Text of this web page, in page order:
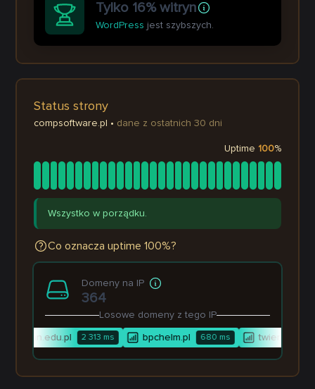
Tylko 16% witryn
WordPress jest szybszych.
Status strony
compsoftware.pl • dane z ostatnich 30 dni
Uptime 100%
Wszystko w porządku.
Co oznacza uptime 100%?
Domeny na IP
364
Losowe domeny z tego IP
2 313ms bpchelm.pl 680ms